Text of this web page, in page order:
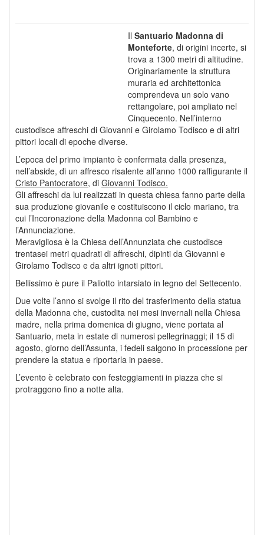
Il Santuario Madonna di
Monteforte, di origini incerte, si
trova a 1300 metri di altitudine.
Originariamente la struttura
muraria ed architettonica
comprendeva un solo vano
rettangolare, poi ampliato nel
Cinquecento. Nell’interno
custodisce affreschi di Giovanni e Girolamo Todisco e di altri
pittori locali di epoche diverse.
L’epoca del primo impianto è confermata dalla presenza,
nell’abside, di un affresco risalente all’anno 1000 raffigurante il
Cristo Pantocratore, di Giovanni Todisco.
Gli affreschi da lui realizzati in questa chiesa fanno parte della
sua produzione giovanile e costituiscono il ciclo mariano, tra
cui l’Incoronazione della Madonna col Bambino e
l’Annunciazione.
Meravigliosa è la Chiesa dell’Annunziata che custodisce
trentasei metri quadrati di affreschi, dipinti da Giovanni e
Girolamo Todisco e da altri ignoti pittori.
Bellissimo è pure il Paliotto intarsiato in legno del Settecento.
Due volte l’anno si svolge il rito del trasferimento della statua
della Madonna che, custodita nei mesi invernali nella Chiesa
madre, nella prima domenica di giugno, viene portata al
Santuario, meta in estate di numerosi pellegrinaggi; il 15 di
agosto, giorno dell’Assunta, i fedeli salgono in processione per
prendere la statua e riportarla in paese.
L’evento è celebrato con festeggiamenti in piazza che si
protraggono fino a notte alta.